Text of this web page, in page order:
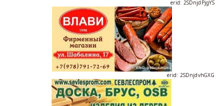
erid: 2SDnjdvhGXG